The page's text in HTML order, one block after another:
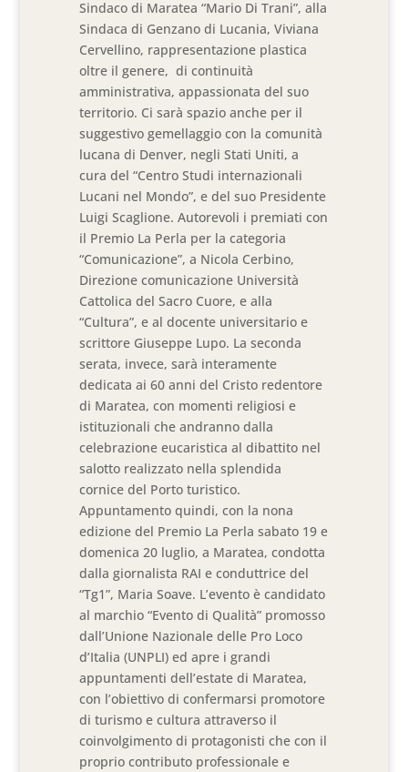
Sindaco di Maratea “Mario Di Trani”, alla
Sindaca di Genzano di Lucania, Viviana
Cervellino, rappresentazione plastica
oltre il genere, di continuità
amministrativa, appassionata del suo
territorio. Ci sarà spazio anche per il
suggestivo gemellaggio con la comunità
lucana di Denver, negli Stati Uniti, a
cura del “Centro Studi internazionali
Lucani nel Mondo”, e del suo Presidente
Luigi Scaglione. Autorevoli i premiati con
il Premio La Perla per la categoria
“Comunicazione”, a Nicola Cerbino,
Direzione comunicazione Università
Cattolica del Sacro Cuore, e alla
“Cultura”, e al docente universitario e
scrittore Giuseppe Lupo. La seconda
serata, invece, sarà interamente
dedicata ai 60 anni del Cristo redentore
di Maratea, con momenti religiosi e
istituzionali che andranno dalla
celebrazione eucaristica al dibattito nel
salotto realizzato nella splendida
cornice del Porto turistico.
Appuntamento quindi, con la nona
edizione del Premio La Perla sabato 19 e
domenica 20 luglio, a Maratea, condotta
dalla giornalista RAI e conduttrice del
“Tg1”, Maria Soave. L’evento è candidato
al marchio “Evento di Qualità” promosso
dall’Unione Nazionale delle Pro Loco
d’Italia (UNPLI) ed apre i grandi
appuntamenti dell’estate di Maratea,
con l’obiettivo di confermarsi promotore
di turismo e cultura attraverso il
coinvolgimento di protagonisti che con il
proprio contributo professionale e